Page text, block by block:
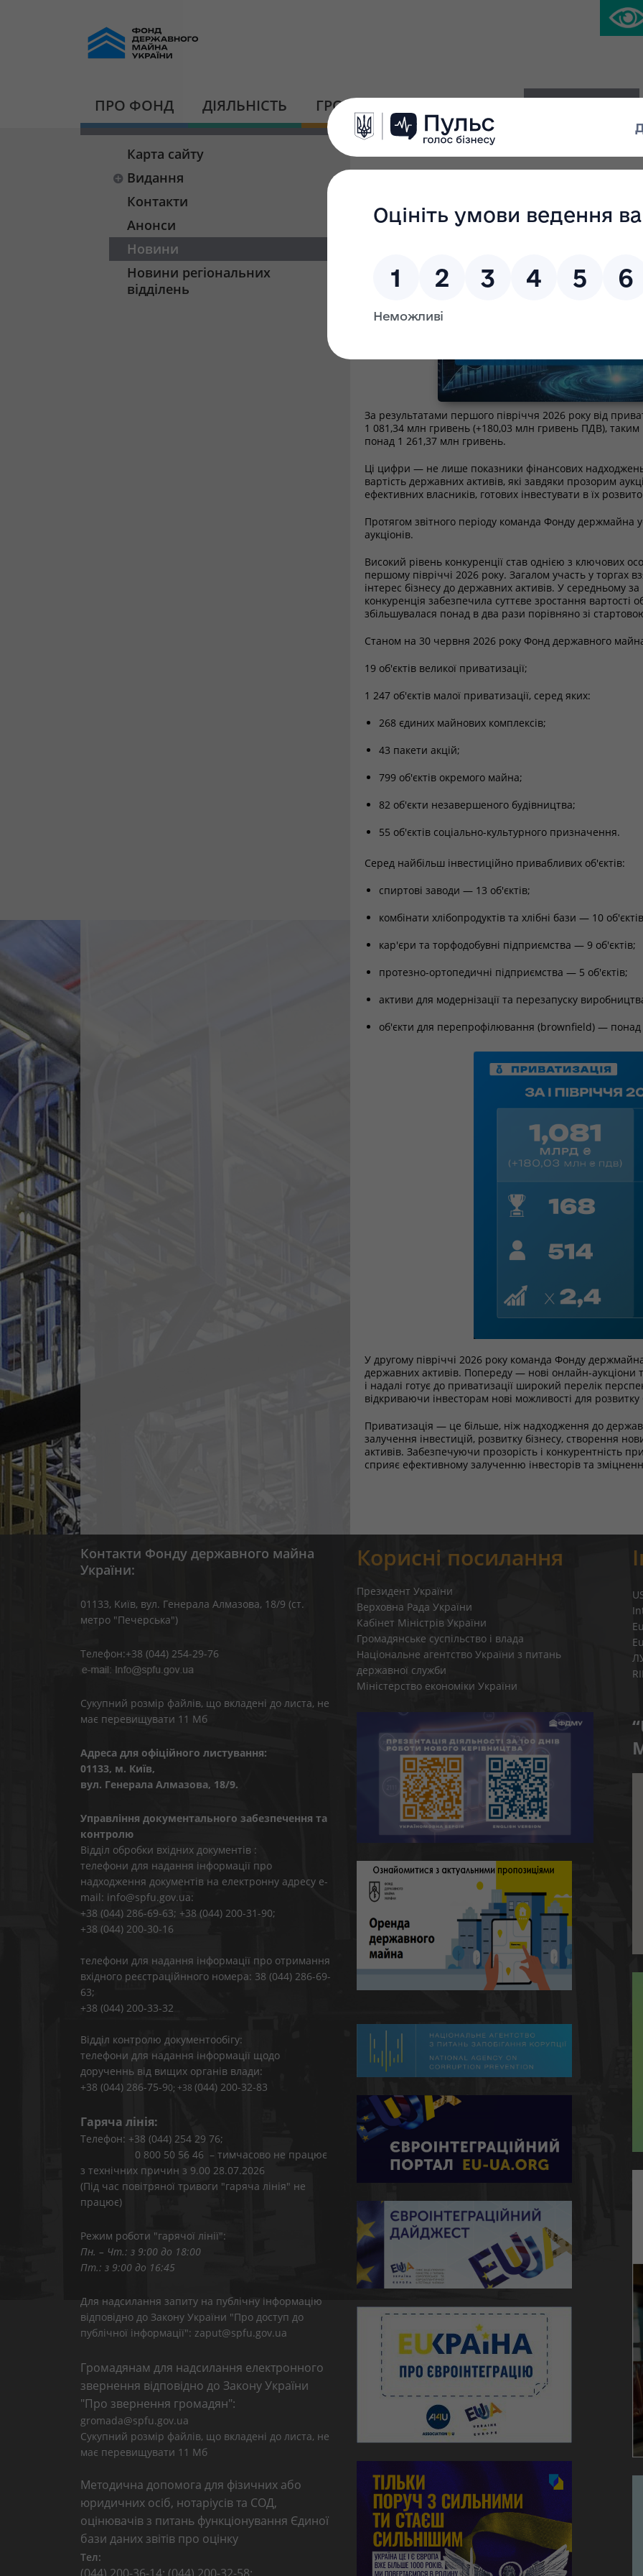
ПРО ФОНД ДІЯЛЬНІСТЬ ГРОМАДСЬКА ПЛАТФОРМА
Карта сайту
Видання
Контакти
Анонси
Новини
Новини регіональних
відділень
За результатами першого півріччя 2026 року від
1 081,34 млн гривень (+180,03 млн гривень ПДВ),
понад 1 261,37 млн гривень.
Ці цифри — не лише показники фінансових
вартість державних активів, які завдяки прозорим
ефективних власників, готових інвестувати в їх
Протягом звітного періоду команда Фонду держмайна
аукціонів.
Високий рівень конкуренції став однією з ключових
першому півріччі 2026 року. Загалом участь у торгах
інтерес бізнесу до державних активів. У середньому
конкуренція забезпечила суттєве зростання вартості
збільшувалася понад в два рази порівняно зі
Станом на 30 червня 2026 року Фонд державного
19 об'єктів великої приватизації;
1 247 об'єктів малої приватизації, серед яких:
268 єдиних майнових комплексів;
43 пакети акцій;
799 об'єктів окремого майна;
82 об'єкти незавершеного будівництва;
55 об'єктів соціально-культурного призначення.
Серед найбільш інвестиційно привабливих об'єктів:
спиртові заводи — 13 об'єктів;
комбінати хлібопродуктів та хлібні бази — 10
кар'єри та торфодобувні підприємства — 9 об'єктів;
протезно-ортопедичні підприємства — 5 об'єктів;
активи для модернізації та перезапуску
об'єкти для перепрофілювання (brownfield) — понад
У другому півріччі 2026 року команда Фонду
державних активів. Попереду — нові онлайн-аукціони
і надалі готує до приватизації широкий перелік
відкриваючи інвесторам нові можливості для розвитку
Приватизація — це більше, ніж надходження до
залучення інвестицій, розвитку бізнесу, створення
активів. Забезпечуючи прозорість і конкурентність
сприяє ефективному залученню інвесторів та
Контакти Фонду державного майна
України:
01133, Kиїв, вул. Генерала Алмазова, 18/9 (ст.
метро "Печерська")
Телефон:+38 (044) 254-29-76
Сукупний розмір файлів, що вкладені до листа, не
має перевищувати 11 Мб
Адреса для офіційного листування:
01133, м. Київ,
вул. Генерала Алмазова, 18/9.
Управління документального забезпечення та
контролю
Відділ обробки вхідних документів :
телефони для надання інформації про
надходження документів на електронну адресу e-
mail: info@spfu.gov.ua:
+38 (044) 286-69-63; +38 (044) 200-31-90;
+38 (044) 200-30-16
телефони для надання інформації про отримання
вхідного реєстраційнного номера: 38 (044) 286-69-
63;
+38 (044) 200-33-32
Відділ контролю документообігу:
телефони для надання інформації щодо
дорученнь від вищих органів влади:
+38 (044) 286-75-90; +38 (044) 200-32-83
Гаряча лінія:
Телефон: +38 (044) 254 29 76;
0 800 50 56 46 – тимчасово не працює
з технічних причин з 9.00 28.07.2026
(Під час повітряної тривоги "гаряча лінія" не
працює)
Режим роботи "гарячої лінії":
Пн. – Чт.: з 9:00 до 18:00
Пт.: з 9:00 до 16:45
Для надсилання запиту на публічну інформацію
відповідно до Закону України "Про доступ до
публічної інформації": zaput@spfu.gov.ua
Громадянам для надсилання електронного
звернення відповідно до Закону України
"Про звернення громадян":
gromada@spfu.gov.ua
Сукупний розмір файлів, що вкладені до листа, не
має перевищувати 11 Мб
Методична допомога для фізичних або
юридичних осіб, нотаріусів та СОД,
оцінювачів з питань функціонування Єдиної
бази даних звітів про оцінку
Тел:
Корисні посилання
Президент України
Верховна Рада України
Кабінет Міністрів України
Громадянське суспільство і влада
Національне агентство України з питань
державної служби
Міністерство економіки України